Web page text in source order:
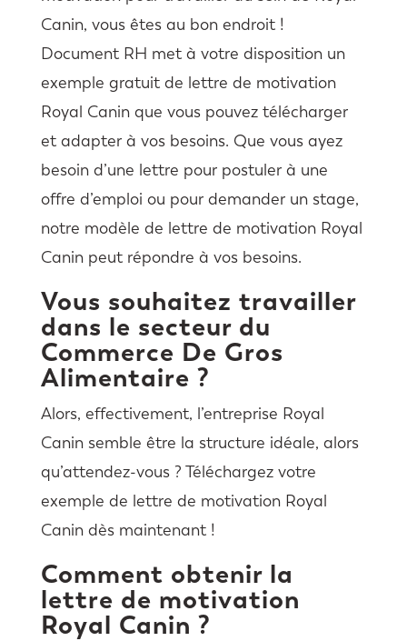
Canin, vous êtes au bon endroit !
Document RH met à votre disposition un
exemple gratuit de lettre de motivation
Royal Canin que vous pouvez télécharger
et adapter à vos besoins. Que vous ayez
besoin d’une lettre pour postuler à une
offre d’emploi ou pour demander un stage,
notre modèle de lettre de motivation Royal
Canin peut répondre à vos besoins.
Vous souhaitez travailler
dans le secteur du
Commerce De Gros
Alimentaire ?
Alors, effectivement, l’entreprise Royal
Canin semble être la structure idéale, alors
qu’attendez-vous ? Téléchargez votre
exemple de lettre de motivation Royal
Canin dès maintenant !
Comment obtenir la
lettre de motivation
Royal Canin ?